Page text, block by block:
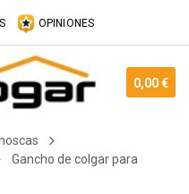
OPINIONES
0,00 €
Gancho de colgar para